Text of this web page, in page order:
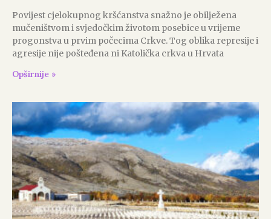
Povijest cjelokupnog kršćanstva snažno je obilježena
mučeništvom i svjedočkim životom posebice u vrijeme
progonstva u prvim počecima Crkve. Tog oblika represije i
agresije nije pošteđena ni Katolička crkva u Hrvata
Opširnije »